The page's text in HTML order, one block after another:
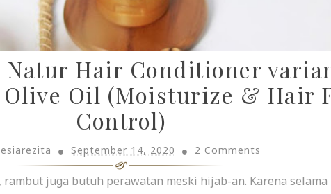
Natur Hair Conditioner
Oil (Moisturize & Hair
Control)
September 14, 2020 2 Comments
rambut juga butuh perawatan meski hijab-an. Karena